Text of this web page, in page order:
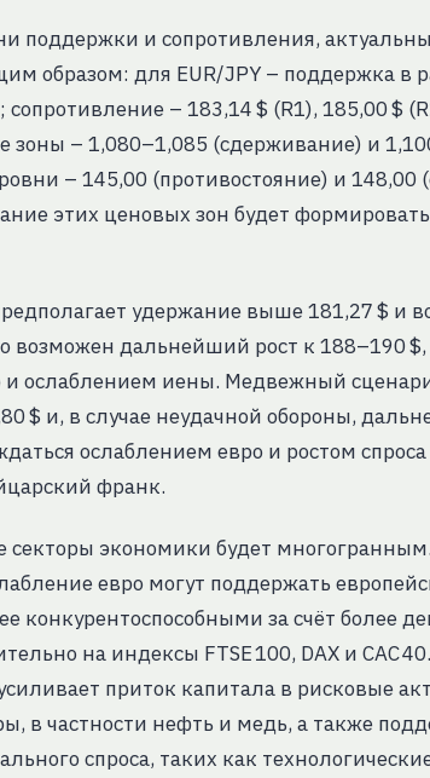
поддержки и сопротивления,
образом: для EUR/JPY – поддержка в
сопротивление – 183,14 $ (R1), 185,00 $
зоны – 1,080–1,085 (сдерживание) и
– 145,00 (противостояние) и
этих ценовых зон будет
удержание выше 181,27 $ и
возможен дальнейший рост к 188–190
и ослаблением иены. Медвежный
$ и, в случае неудачной обороны,
ослаблением евро и ростом
франк.
секторы экономики будет
евро могут поддержать
конкурентоспособными за счёт более
на индексы FTSE 100, DAX и CAC
приток капитала в рисковые
в частности нефть и медь, а также
спроса, таких как